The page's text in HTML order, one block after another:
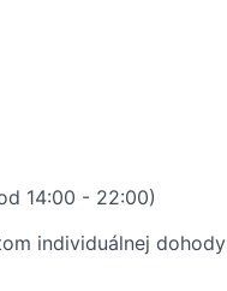
14:00 - 22:00)
individuálnej dohody